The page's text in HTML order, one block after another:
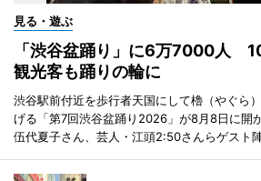
見る・遊ぶ
「渋谷盆踊り」に6万7000人
観光客も踊りの輪に
渋谷駅前付近を歩行者天国にして櫓（やぐら
げる「第7回渋谷盆踊り2026」が8月8日に開
伍代夏子さん、芸人・江頭2:50さんらゲスト